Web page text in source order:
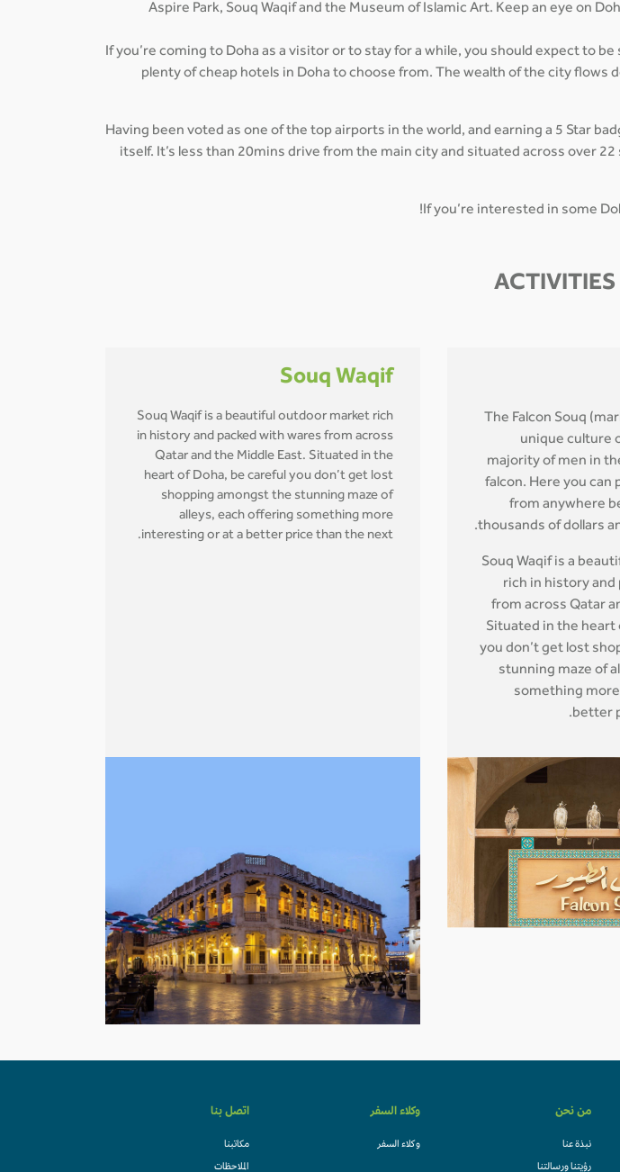
Aspire Park, Souq Waqif and the Museum of Islamic Art. Keep an eye on
If you’re coming to Doha as a visitor or to stay for a while, you should expect to
plenty of cheap hotels in Doha to choose from. The wealth of the city
Having been voted as one of the top airports in the world, and earning a 5 Star
itself. It’s less than 20mins drive from the main city and situated across over
If you’re interested in some
The Falcon Souq
unique culture
majority of men in
falcon. Here you can
from anywhere
thousands of dollars
Souq Waqif is a
rich in history and
from across Qatar
Situated in the heart
you don’t get lost
stunning maze of
something
better
Souq Waqif
Souq Waqif is a beautiful outdoor market rich
in history and packed with wares from across
Qatar and the Middle East. Situated in the
heart of Doha, be careful you don’t get lost
shopping amongst the stunning maze of
alleys, each offering something more
interesting or at a better price than the next.
من نحن
نبذة عنا
رؤيتنا ورسالتنا
وكلاء السفر
وكلاء السفر
اتصل بنا
مكاتبنا
الملاحظات